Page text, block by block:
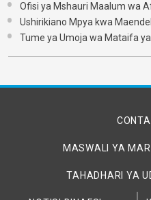
Ofisi ya Mshauri Maalum wa
Ushirikiano Mpya kwa
Tume ya Umoja wa Mataifa
MASWALI YA
TAHADHARI YA